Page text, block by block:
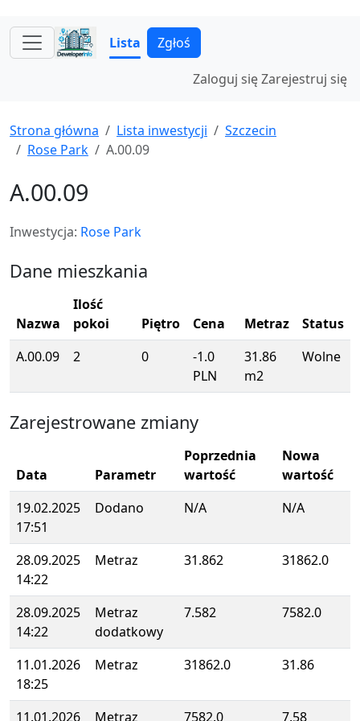
Lista Zgłoś
Zaloguj sięZarejestruj się
Strona główna Lista inwestycji
Szczecin
Rose Park
A.00.09
A.00.09
Inwestycja: Rose Park
Dane mieszkania
Nazwa
Ilość
pokoi
Piętro Cena Metraz
Status
A.00.09
2 0
-1.0
PLN
31.86
m2
Wolne
Zarejestrowane zmiany
Data Parametr
Poprzednia
wartość
Nowa
wartość
19.02.2025
17:51
Dodano N/A N/A
28.09.2025
14:22
Metraz 31.862 31862.0
28.09.2025
14:22
Metraz
dodatkowy
7.582 7582.0
11.01.2026
18:25
Metraz 31862.0 31.86
11.01.2026 Metraz 7582.0 7.58